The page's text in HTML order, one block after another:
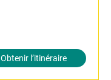
Obtenir l’itinéraire